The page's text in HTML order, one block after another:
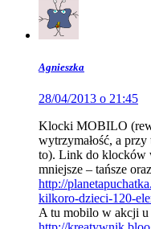
Agnieszka
28/04/2013 o 21:45
Klocki MOBILO
wytrzymałość, a
to). Link do klocków
mniejsze – tańsze
http://
kilkoro-dzieci-120-
A tu mobilo w akcji u